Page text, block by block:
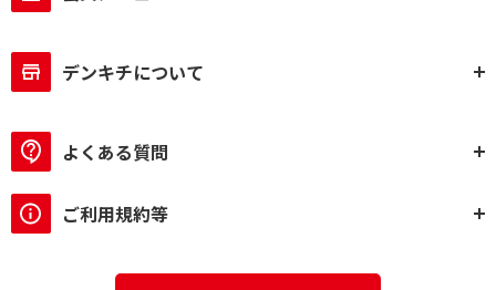
デンキチについて
よくある質問
ご利用規約等